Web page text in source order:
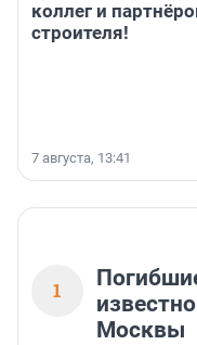
коллег и
строителя!
7 августа, 13:41
1
Москвы